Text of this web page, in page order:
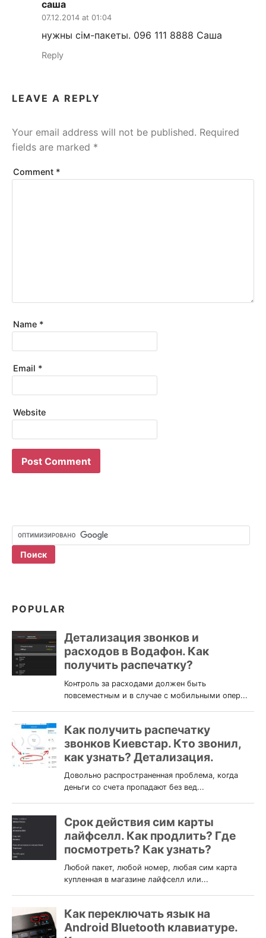
саша
07.12.2014 at 01:04
нужны сiм-пакеты. 096 111 8888 Саша
Reply
LEAVE A REPLY
Your email address will not be published. Required
fields are marked *
Comment *
Name *
Email *
Website
POPULAR